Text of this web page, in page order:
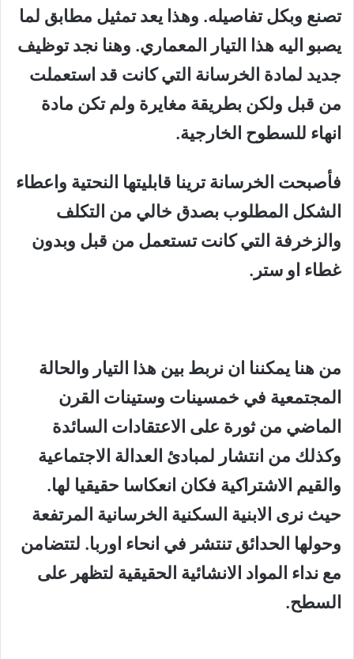
تصنع وبكل تفاصيله. وهذا يعد تمثيل مطابق لما
يصبو اليه هذا التيار المعماري. وهنا نجد توظيف
جديد لمادة الخرسانة التي كانت قد استعملت
من قبل ولكن بطريقة مغايرة ولم تكن مادة
انهاء للسطوح الخارجية.
فأصبحت الخرسانة ترينا قابليتها النحتية واعطاء
الشكل المطلوب بصدق خالي من التكلف
والزخرفة التي كانت تستعمل من قبل وبدون
غطاء او ستر.
من هنا يمكننا ان نربط بين هذا التيار والحالة
المجتمعية في خمسينات وستينات القرن
الماضي من ثورة على الاعتقادات السائدة
وكذلك من انتشار لمبادئ العدالة الاجتماعية
والقيم الاشتراكية فكان انعكاسا حقيقيا لها.
حيث نرى الابنية السكنية الخرسانية المرتفعة
وحولها الحدائق تنتشر في انحاء اوربا. لتتضامن
مع نداء المواد الانشائية الحقيقية لتظهر على
السطح.